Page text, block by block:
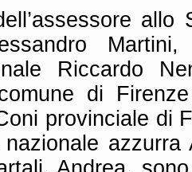
allo
Riccardo
di
provinciale di
nazionale